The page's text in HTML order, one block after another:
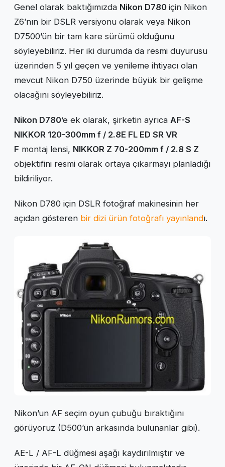
Genel olarak baktığımızda Nikon D780 için Nikon
Z6’nın bir DSLR versiyonu olarak veya Nikon
D7500’ün bir tam kare sürümü olduğunu
söyleyebiliriz. Her iki durumda da resmi duyurusu
üzerinden 5 yıl geçen ve yenileme ihtiyacı olan
mevcut Nikon D750 üzerinde büyük bir gelişme
olacağını söyleyebiliriz.
Nikon D780‘e ek olarak, şirketin ayrıca AF-S
NIKKOR 120-300mm f / 2.8E FL ED SR VR
F montaj lensi, NIKKOR Z 70-200mm f / 2.8 S Z
objektifini resmi olarak ortaya çıkarmayı planladığı
bildiriliyor.
Nikon D780 için DSLR fotoğraf makinesinin her
açıdan gösteren bir dizi ürün fotoğrafı yayınlandı.
Nikon’un AF seçim oyun çubuğu bıraktığını
görüyoruz (D500’ün arkasında bulunanlar gibi).
AE-L / AF-L düğmesi aşağı kaydırılmıştır ve